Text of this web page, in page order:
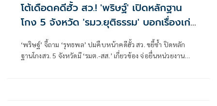
โต้เดือดคดีฮั้ว สว.! 'พริษฐ์' เปิดหลักฐาน
โกง 5 จังหวัด 'รมว.ยุติธรรม' บอกเรื่องเก่า
2 ปี เพิ่งตั้งกระทู้ถาม
‘พริษฐ์’ จี้ถาม ‘รุทธพล’ ปมคืบหน้าคดีฮั้ว สว. ขยี้ซ้ำ ปิดหลัก
ฐานโกงสว. 5 จังหวัดมี ‘รมต.-สส.’ เกี่ยวข้อง จ่อยื่นหน่วยงาน